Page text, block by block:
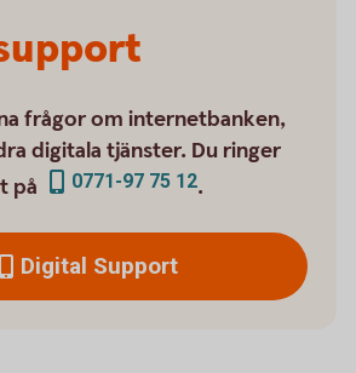
frågor om internetbanken,
digitala tjänster. Du ringer
på
0771-97 75 12.
Digital Support